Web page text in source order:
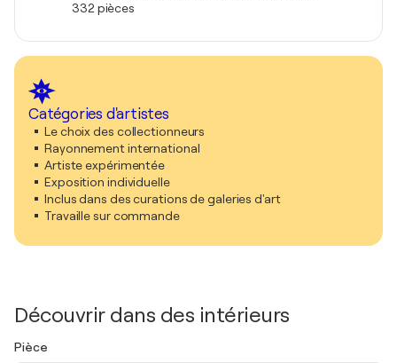
332 pièces
Catégories d'artistes
Le choix des collectionneurs
Rayonnement international
Artiste expérimentée
Exposition individuelle
Inclus dans des curations de galeries d'art
Travaille sur commande
Découvrir dans des intérieurs
Pièce